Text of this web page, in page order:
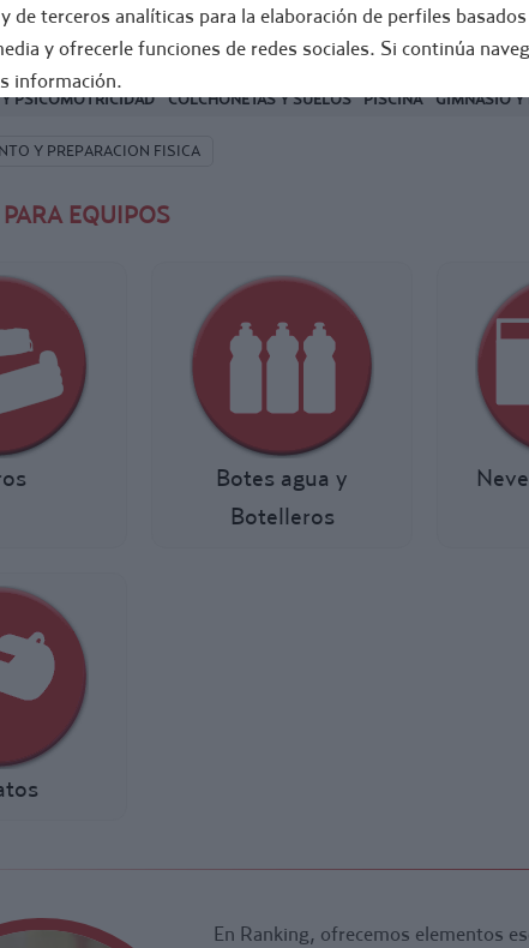
FÚTBOL
ATLETISMO
PSICOMOTRICIDAD COLCHONETAS Y SUELOS PISCINA GIMNASIO Y
Y PREPARACION FISICA
EQUIPOS
Botes agua y
Botelleros
En Ranking, ofrecemos elementos
de terceros analíticas para la elaboración de perfiles
y ofrecerle funciones de redes sociales. Si continúa
información.